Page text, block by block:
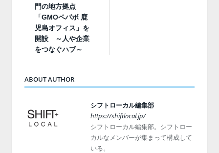
門の地方拠点
「GMOペパボ 鹿
児島オフィス」を
開設 ～人や企業
をつなぐハブ～
ABOUT AUTHOR
シフトローカル編集部
https://shiftlocal.jp/
シフトローカル編集部。シフトロー
カルなメンバーが集まって構成して
いる。